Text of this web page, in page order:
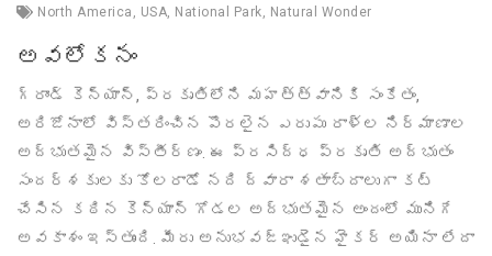
North America , USA, National Park, Natural Wonder
అవలోకనం
గ్రాండ్ కెన్యాన్, ప్రకృతిలోని మహత్త్వానికి సంకేతం,
అరిజోనాలో విస్తరించిన పొరలైన ఎరుపు రాళ్ల నిర్మాణాల
అద్భుతమైన విస్తీర్ణం. ఈ ప్రసిద్ధ ప్రకృతి అద్భుతం
సందర్శకులకు కోలరాడో నది ద్వారా శతాబ్దాలుగా కట్
చేసిన కఠిన కెన్యాన్ గోడల అద్భుతమైన అందంలో మునిగే
అవకాశం ఇస్తుంది. మీరు అనుభవజ్ఞుడైన హైకర్ అయినా లేదా